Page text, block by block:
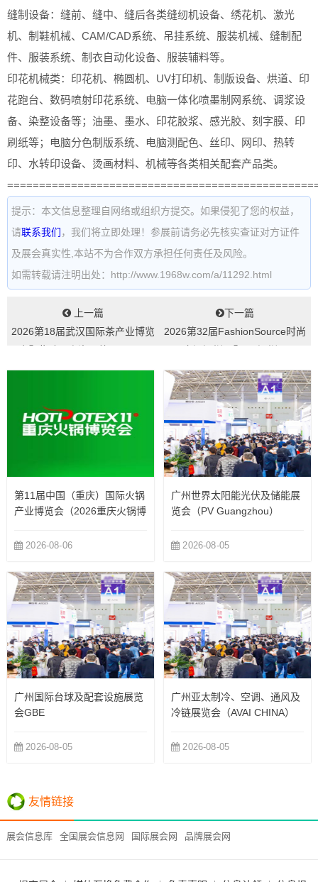
缝制设备：缝前、缝中、缝后各类缝纫机设备、绣花机、激光
机、制鞋机械、CAM/CAD系统、吊挂系统、服装机械、缝制配
件、服装系统、制衣自动化设备、服装辅料等。
印花机械类：印花机、椭圆机、UV打印机、制版设备、烘道、印
花跑台、数码喷射印花系统、电脑一体化喷墨制网系统、调浆设
备、染整设备等；油墨、墨水、印花胶浆、感光胶、刻字膜、印
刷纸等；电脑分色制版系统、电脑测配色、丝印、网印、热转
印、水转印设备、烫画材料、机械等各类相关配套产品类。
提示：本文信息整理自网络或组织方提交。如果侵犯了您的权益，
请联系我们 ，我们将立即处理！参展前请务必先核实查证对方证件
及展会真实性,本站不为合作双方承担任何责任及风险。
如需转载请注明出处：http://www.1968w.com/a/11292.html
上一篇
2026第18届武汉国际茶产业博览
（华巨臣...
下一篇
2026第32届FashionSource时尚
第11届中国（重庆）国际火锅
产业博览会（2026重庆火锅博
2026-08-06
广州世界太阳能光伏及储能展
览会（PV Guangzhou）
2026-08-05
广州国际台球及配套设施展览
会GBE
2026-08-05
广州亚太制冷、空调、通风及
冷链展览会（AVAI CHINA）
2026-08-05
友情链接
展会信息库 全国展会信息网 国际展会网 品牌展会网